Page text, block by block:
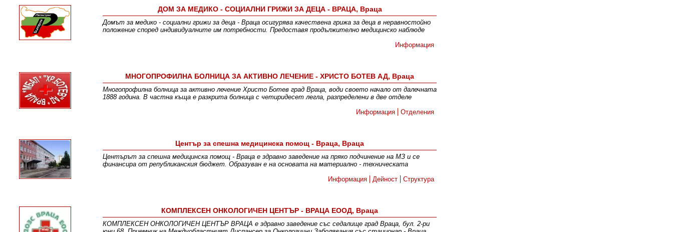
ДОМ ЗА МЕДИКО - СОЦИАЛНИ ГРИЖИ ЗА ДЕЦА - ВРАЦА, Враца
Домът за медико - социални грижи за деца - Враца осигурява качествена грижа за деца в неравностойно
положение според индивидуалните им потребности. Предоставя продължително медицинско наблюде
Информация
МНОГОПРОФИЛНА БОЛНИЦА ЗА АКТИВНО ЛЕЧЕНИЕ - ХРИСТО БОТЕВ АД, Враца
Многопрофилна болница за активно лечение Христо Ботев град Враца, води своето начало от далечната
1888 година. В частна къща е разкрита болница с четиридесет легла, разпределени в две отделе
Информация
Отделения
Център за спешна медицинска помощ - Враца, Враца
Центърът за спешна медицинска помощ - Враца е здравно заведение на пряко подчинение на МЗ и се
финансира от републиканския бюджет. Образуван е на основата на материално - техническата
Информация
Дейност Структура
КОМПЛЕКСЕН ОНКОЛОГИЧЕН ЦЕНТЪР - ВРАЦА ЕООД, Враца
КОМПЛЕКСЕН ОНКОЛОГИЧЕН ЦЕНТЪР ВРАЦА е здравно заведение със седалище град Враца, бул. 2-ри